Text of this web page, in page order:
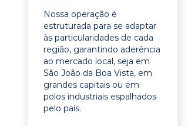
Nossa operação é
estruturada para se adaptar
às particularidades de cada
região, garantindo aderência
ao mercado local, seja em
São João da Boa Vista, em
grandes capitais ou em
polos industriais espalhados
pelo país.